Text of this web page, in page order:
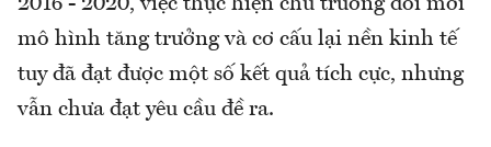
mô hình tăng trưởng và cơ cấu lại nền kinh tế
tuy đã đạt được một số kết quả tích cực, nhưng
vẫn chưa đạt yêu cầu đề ra.